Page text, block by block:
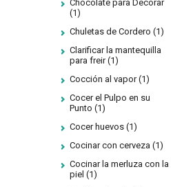
Chocolate para Decorar
(1)
Chuletas de Cordero (1)
Clarificar la mantequilla
para freir (1)
Cocción al vapor (1)
Cocer el Pulpo en su
Punto (1)
Cocer huevos (1)
Cocinar con cerveza (1)
Cocinar la merluza con la
piel (1)